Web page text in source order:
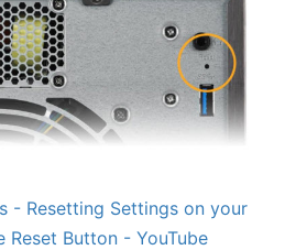
- Resetting Settings on your
Reset Button - YouTube